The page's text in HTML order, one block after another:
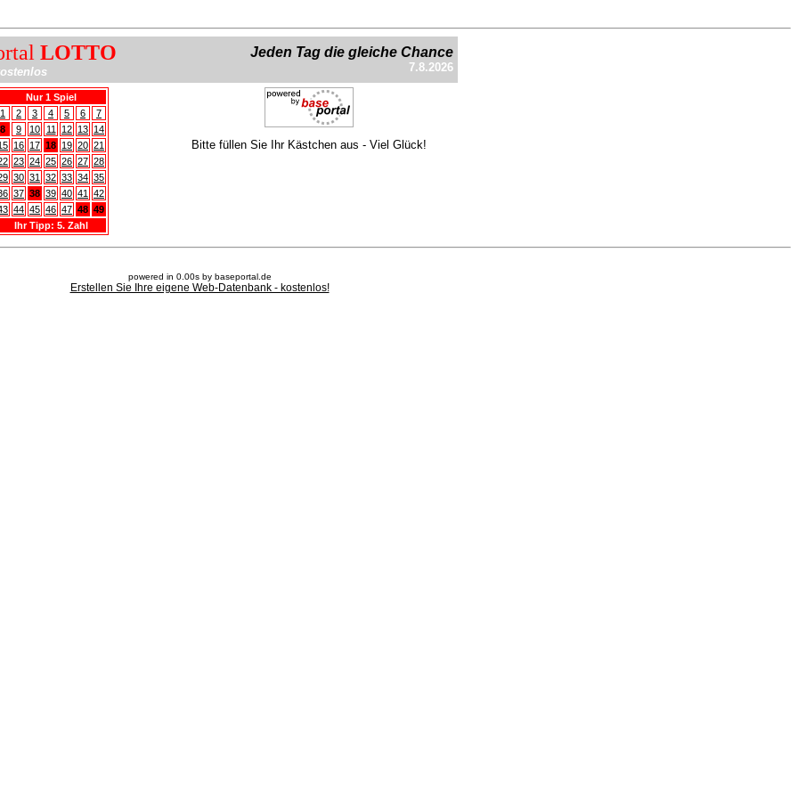
LOTTO Jeden Tag die gleiche Chance
7.8.2026
Nur 1 Spiel
1
2 3 4 5 6
7
8
9 10 11 12 13 14
16 17 18 19 20 21
23 24 25 26 27 28
30 31 32 33 34 35
37 38 39 40 41
42
44 45 46 47 48 49
Ihr Tipp: 5. Zahl
Bitte füllen Sie Ihr Kästchen aus - Viel Glück!
powered in 0.00s by baseportal.de
Erstellen Sie Ihre eigene Web-Datenbank - kostenlos!